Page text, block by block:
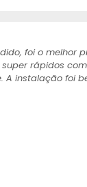
foi o melhor
rápidos
A instalação foi